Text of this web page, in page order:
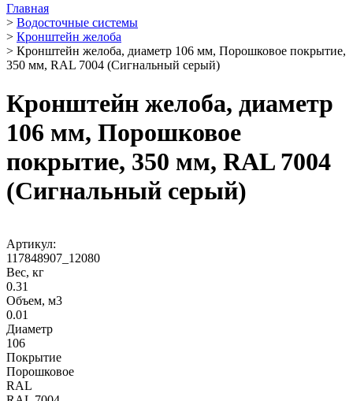
Главная
> Водосточные системы
> Кронштейн желоба
> Кронштейн желоба, диаметр 106 мм, Порошковое покрытие,
350 мм, RAL 7004 (Сигнальный серый)
Кронштейн желоба, диаметр
106 мм, Порошковое
покрытие, 350 мм, RAL 7004
(Сигнальный серый)
Артикул:
117848907_12080
Вес, кг
0.31
Объем, м3
0.01
Диаметр
106
Покрытие
Порошковое
RAL